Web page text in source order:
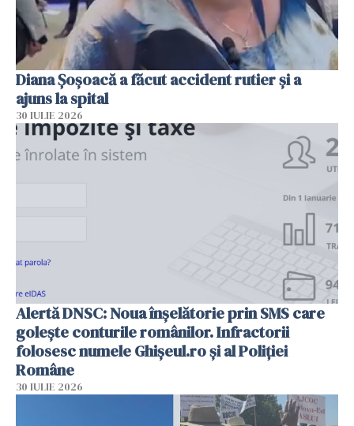
Diana Șoșoacă a făcut accident rutier și a
ajuns la spital
30 IULIE 2026
Alertă DNSC: Noua înșelătorie prin SMS care
golește conturile românilor. Infractorii
folosesc numele Ghișeul.ro și al Poliției
Române
30 IULIE 2026